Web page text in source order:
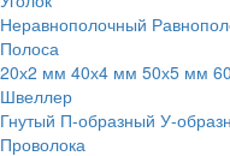
Неравнополочный
Полоса
20х2 мм 40х4 мм 50х5 мм
Швеллер
Гнутый П-образный У-
Проволока